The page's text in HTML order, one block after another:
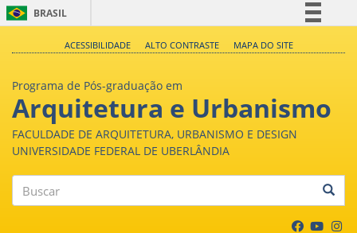
BRASIL
Acesso à informação
Legislação
ACESSIBILIDADE ALTO CONTRASTE MAPA DO SITE
Programa de Pós-graduação em
Arquitetura e Urbanismo
FACULDADE DE ARQUITETURA, URBANISMO E DESIGN
UNIVERSIDADE FEDERAL DE UBERLÂNDIA